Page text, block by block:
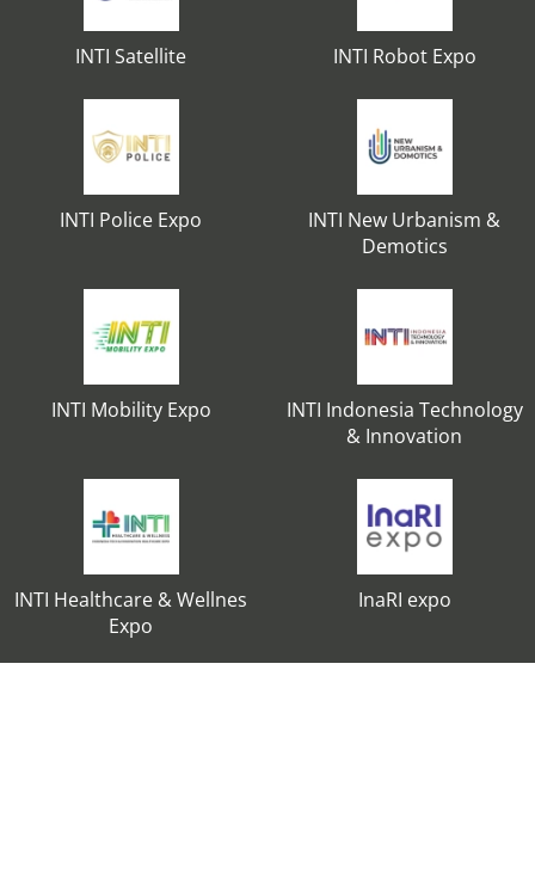
INTI Satellite INTI Robot Expo
INTI Police Expo
INTI New Urbanism &
Demotics
INTI Mobility Expo
INTI Indonesia Technology
& Innovation
INTI Healthcare & Wellnes
Expo
InaRI expo